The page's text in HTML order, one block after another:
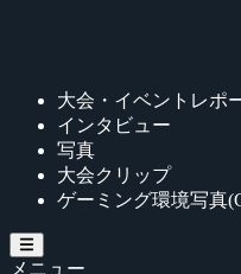
大会・イベントレポ
インタビュー
写真
大会クリップ
ゲーミング環境写真
メニュー